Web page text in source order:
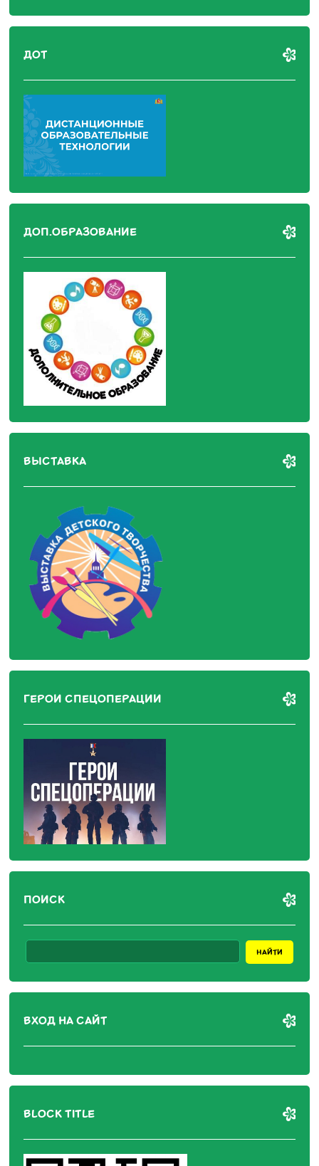
ДОТ
ДОП.ОБРАЗОВАНИЕ
ВЫСТАВКА
ГЕРОИ СПЕЦОПЕРАЦИИ
ПОИСК
ВХОД НА САЙТ
BLOCK TITLE